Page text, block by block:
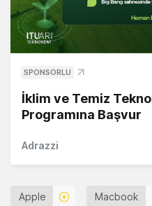
SPONSORLU
İklim ve Temiz
Programına Başvur
Adrazzi
Apple Macbook